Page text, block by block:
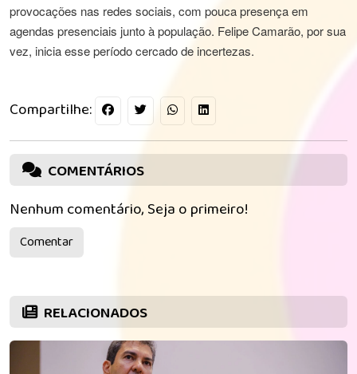
provocações nas redes sociais, com pouca presença em
agendas presenciais junto à população. Felipe Camarão, por sua
vez, inicia esse período cercado de incertezas.
Compartilhe:
COMENTÁRIOS
Nenhum comentário, Seja o primeiro!
Comentar
RELACIONADOS